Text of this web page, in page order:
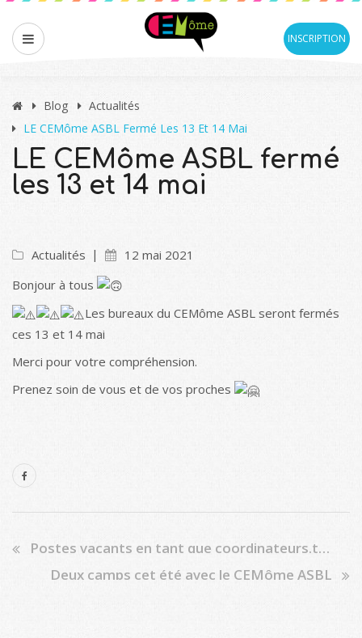
INSCRIPTION
Blog
Actualités
LE CEMôme ASBL Fermé Les 13 Et 14 Mai
LE CEMôme ASBL fermé
les 13 et 14 mai
Actualités
12 mai 2021
Bonjour à tous
Les bureaux du CEMôme ASBL seront fermés
ces 13 et 14 mai
Merci pour votre compréhension.
Prenez soin de vous et de vos proches
Postes vacants en tant que coordinateurs.trices de centre de vacances
Deux camps cet été avec le CEMôme ASBL